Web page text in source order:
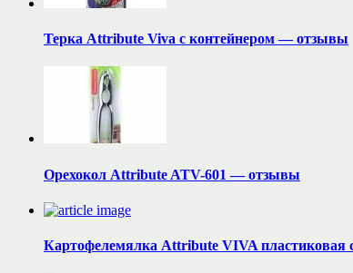
Терка Attribute Viva с контейнером — отзывы
Орехокол Attribute ATV-601 — отзывы
Картофелемялка Attribute VIVA